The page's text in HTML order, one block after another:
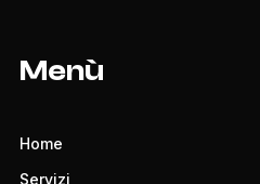
Menù
Home
Servizi